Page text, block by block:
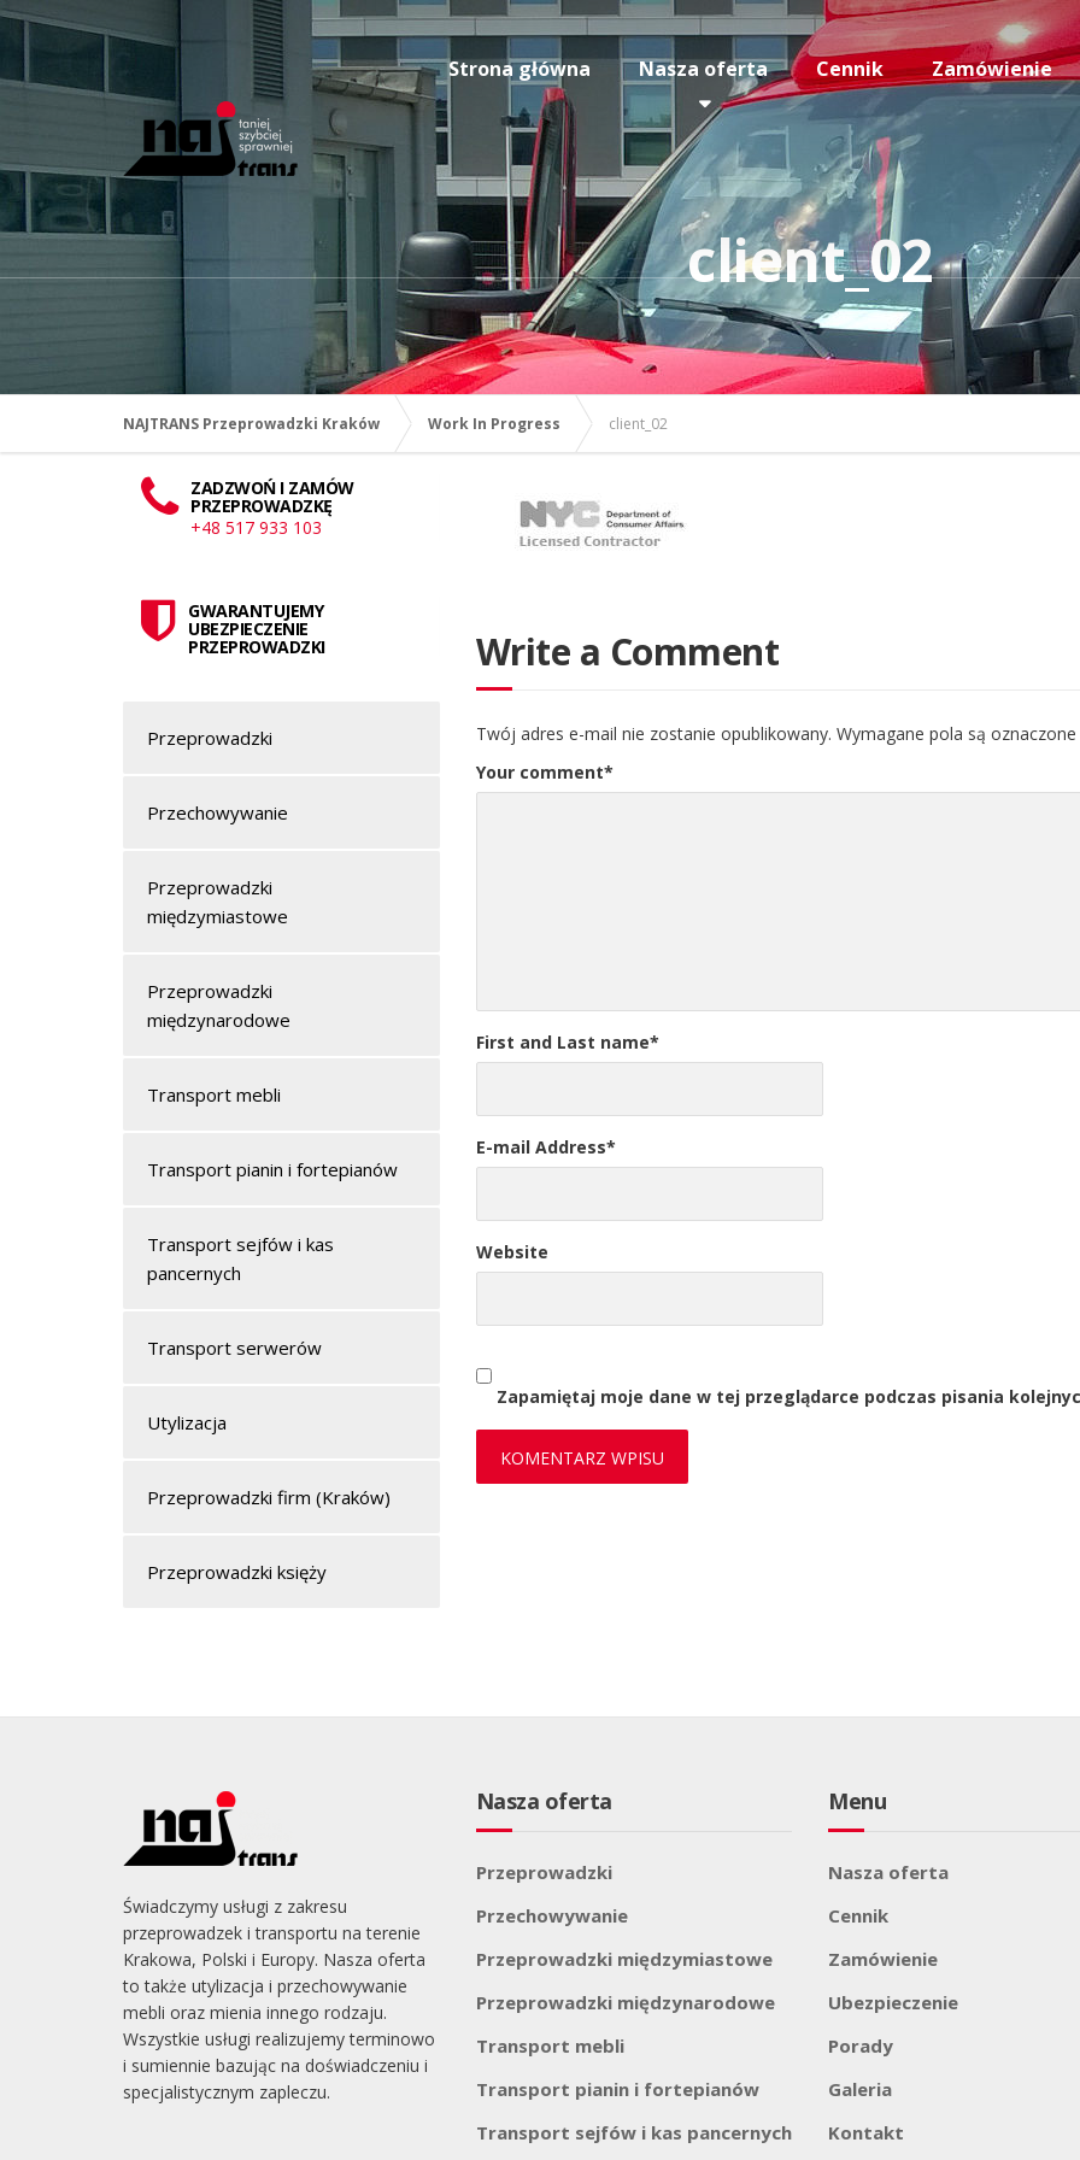
Strona główna Nasza oferta Cennik Zamówienie
client_02
NAJTRANS Przeprowadzki Kraków Work In Progress client_02
Write a Comment
Twój adres e-mail nie zostanie opublikowany. Wymagane pola są oznaczone
Your comment*
First and Last name*
E-mail Address*
Website
Zapamiętaj moje dane w tej przeglądarce podczas pisania
ZADZWOŃ I ZAMÓW
PRZEPROWADZKĘ
+48 517 933 103
GWARANTUJEMY
UBEZPIECZENIE
PRZEPROWADZKI
Przeprowadzki
Przechowywanie
Przeprowadzki
międzymiastowe
Przeprowadzki
międzynarodowe
Transport mebli
Transport pianin i fortepianów
Transport sejfów i kas
pancernych
Transport serwerów
Utylizacja
Przeprowadzki firm (Kraków)
Przeprowadzki księży
Świadczymy usługi z zakresu
przeprowadzek i transportu na terenie
Krakowa, Polski i Europy. Nasza oferta
to także utylizacja i przechowywanie
mebli oraz mienia innego rodzaju.
Wszystkie usługi realizujemy terminowo
i sumiennie bazując na doświadczeniu i
specjalistycznym zapleczu.
Nasza oferta
Przeprowadzki
Przechowywanie
Przeprowadzki międzymiastowe
Przeprowadzki międzynarodowe
Transport mebli
Transport pianin i fortepianów
Transport sejfów i kas pancernych
Menu
Nasza oferta
Cennik
Zamówienie
Ubezpieczenie
Porady
Galeria
Kontakt